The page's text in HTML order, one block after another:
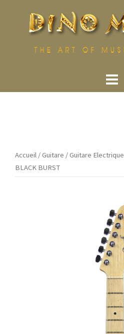
Accueil /Guitare /Guitare Electrique
BLACK BURST